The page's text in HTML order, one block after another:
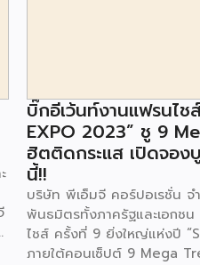
บิ๊กอีเว้นท์งานแฟรนไช
EXPO 2023” ชู 9
ฮิตติดกระแส เปิดจอง
นี้!!
บริษัท พีเอ็มจี คอร์ปอเรชั่น จ
พันธมิตรทั้งภาครัฐและเอกช
ไชส์ ครั้งที่ 9 ยิ่งใหญ่แห่งปี
ภายใต้คอนเซ็ปต์ 9 Mega